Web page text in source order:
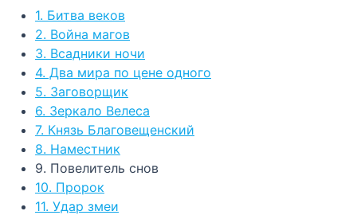
1. Битва веков
2. Война магов
3. Всадники ночи
4. Два мира по цене одного
5. Заговорщик
6. Зеркало Велеса
7. Князь Благовещенский
8. Наместник
9. Повелитель снов
10. Пророк
11. Удар змеи